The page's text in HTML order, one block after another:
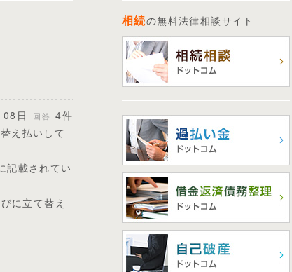
日 回答 4件
え払いして
記載されてい
に立て替え
相続の無料法律相談サイト